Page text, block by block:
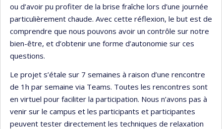
ou d’avoir pu profiter de la brise fraîche lors d’une journée
particulièrement chaude. Avec cette réflexion, le but est de
comprendre que nous pouvons avoir un contrôle sur notre
bien-être, et d’obtenir une forme d’autonomie sur ces
questions.
Le projet s’étale sur 7 semaines à raison d’une rencontre
de 1h par semaine via Teams. Toutes les rencontres sont
en virtuel pour faciliter la participation. Nous n’avons pas à
venir sur le campus et les participants et participantes
peuvent tester directement les techniques de relaxation